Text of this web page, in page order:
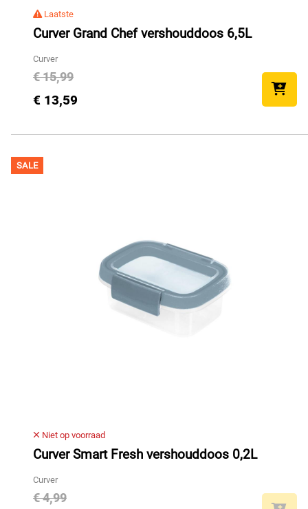
Laatste
Curver Grand Chef vershouddoos 6,5L
Curver
€ 15,99
€ 13,59
SALE
Niet op voorraad
Curver Smart Fresh vershouddoos 0,2L
Curver
€ 4,99